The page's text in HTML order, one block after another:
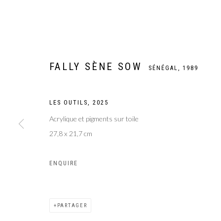
FALLY SÈNE
FALLY SÈNE SOW SÉNÉGAL, 1989
LES OUTILS ,2025
Acrylique et pigments sur toile
27,8 x 21,7 cm
ENQUIRE
PARTAGER